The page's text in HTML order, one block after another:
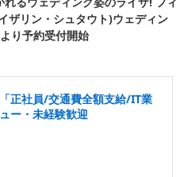
ザリン・シュタウト)ウェディン
り予約受付開始
正社員/交通費全額支給/IT業
ー・未経験歓迎